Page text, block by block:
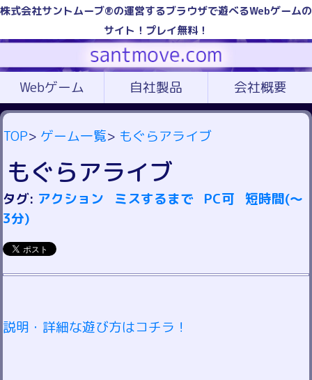
株式会社サントムーブ®の運営するブラウザで遊べるWebゲームの
サイト！プレイ無料！
Webゲーム 自社製品 会社概要
TOP> ゲーム一覧> もぐらアライブ
もぐらアライブ
タグ: アクション ミスするまで PC可
短時間(～
3分)
説明・詳細な遊び方はコチラ！